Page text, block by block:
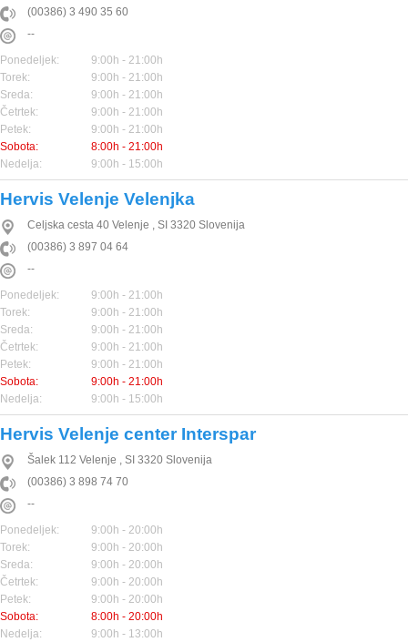
(00386) 3 490 35 60
--
Ponedeljek:
9:00h - 21:00h
Torek:
9:00h - 21:00h
Sreda:
9:00h - 21:00h
Četrtek:
9:00h - 21:00h
Petek:
9:00h - 21:00h
Sobota:
8:00h - 21:00h
Nedelja:
9:00h - 15:00h
Hervis Velenje Velenjka
Celjska cesta 40 Velenje , SI 3320 Slovenija
(00386) 3 897 04 64
--
Ponedeljek:
9:00h - 21:00h
Torek:
9:00h - 21:00h
Sreda:
9:00h - 21:00h
Četrtek:
9:00h - 21:00h
Petek:
9:00h - 21:00h
Sobota:
9:00h - 21:00h
Nedelja:
9:00h - 15:00h
Hervis Velenje center Interspar
Šalek 112 Velenje , SI 3320 Slovenija
(00386) 3 898 74 70
--
Ponedeljek:
9:00h - 20:00h
Torek:
9:00h - 20:00h
Sreda:
9:00h - 20:00h
Četrtek:
9:00h - 20:00h
Petek:
9:00h - 20:00h
Sobota:
8:00h - 20:00h
Nedelja:
9:00h - 13:00h